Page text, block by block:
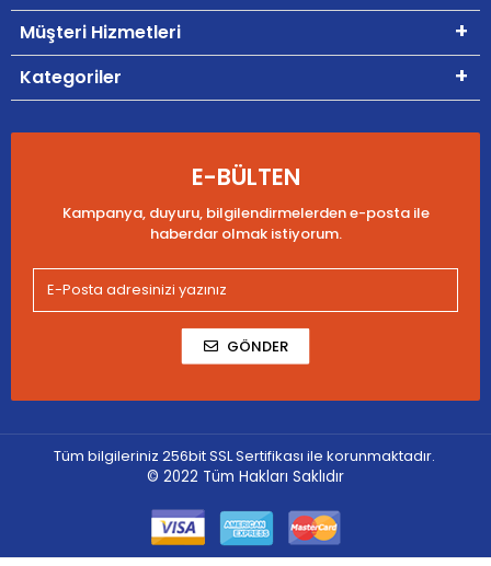
Müşteri Hizmetleri
Kategoriler
E-BÜLTEN
Kampanya, duyuru, bilgilendirmelerden e-posta ile
haberdar olmak istiyorum.
GÖNDER
Tüm bilgileriniz 256bit SSL Sertifikası ile korunmaktadır.
© 2022 Tüm Hakları Saklıdır